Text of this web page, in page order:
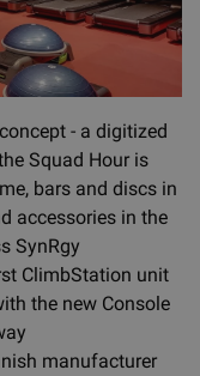
- a digitized
Squad Hour is
bars and discs in
accessories in the
SynRgy
ClimbStation unit
the new Console
manufacturer